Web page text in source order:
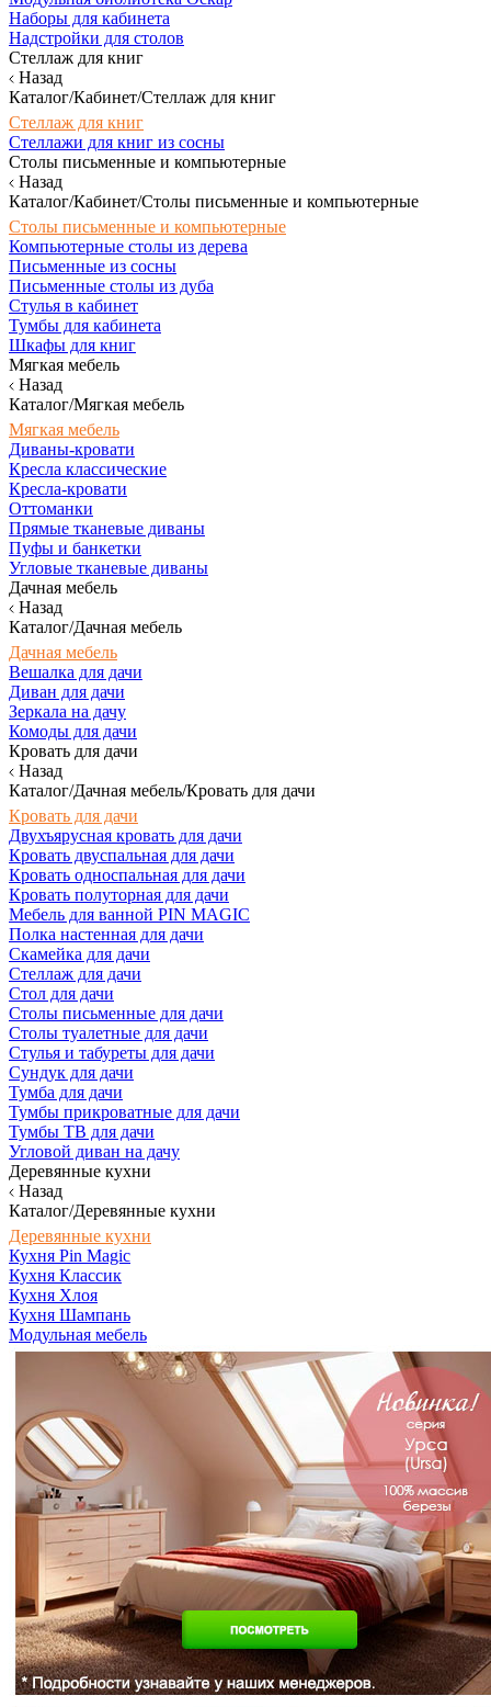
Наборы для кабинета
Надстройки для столов
Стеллаж для книг
Назад
Каталог/Кабинет/Стеллаж для книг
Стеллаж для книг
Стеллажи для книг из сосны
Столы письменные и компьютерные
Назад
Каталог/Кабинет/Столы письменные и компьютерные
Столы письменные и компьютерные
Компьютерные столы из дерева
Письменные из сосны
Письменные столы из дуба
Стулья в кабинет
Тумбы для кабинета
Шкафы для книг
Мягкая мебель
Назад
Каталог/Мягкая мебель
Мягкая мебель
Диваны-кровати
Кресла классические
Кресла-кровати
Оттоманки
Прямые тканевые диваны
Пуфы и банкетки
Угловые тканевые диваны
Дачная мебель
Назад
Каталог/Дачная мебель
Дачная мебель
Вешалка для дачи
Диван для дачи
Зеркала на дачу
Комоды для дачи
Кровать для дачи
Назад
Каталог/Дачная мебель/Кровать для дачи
Кровать для дачи
Двухъярусная кровать для дачи
Кровать двуспальная для дачи
Кровать односпальная для дачи
Кровать полуторная для дачи
Мебель для ванной PIN MAGIC
Полка настенная для дачи
Скамейка для дачи
Стеллаж для дачи
Стол для дачи
Столы письменные для дачи
Столы туалетные для дачи
Стулья и табуреты для дачи
Сундук для дачи
Тумба для дачи
Тумбы прикроватные для дачи
Тумбы ТВ для дачи
Угловой диван на дачу
Деревянные кухни
Назад
Каталог/Деревянные кухни
Деревянные кухни
Кухня Pin Magic
Кухня Классик
Кухня Хлоя
Кухня Шампань
Модульная мебель